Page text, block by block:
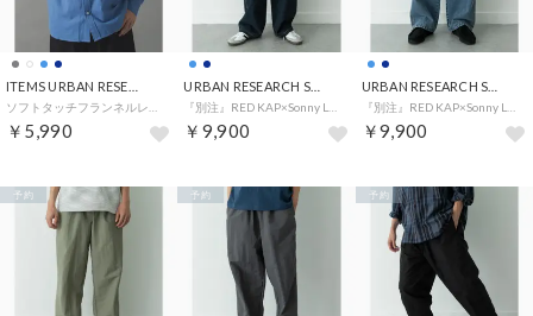
￥5,990
URBAN RESEARCH Sonny Label
￥9,900 ￥9,900
予約 予約 予約